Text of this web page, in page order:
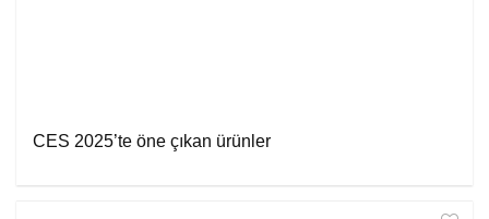
CES 2025’te öne çıkan ürünler